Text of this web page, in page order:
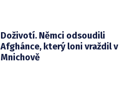
Doživotí. Němci odsoudili
Afghánce, který loni vraždil v
Mnichově